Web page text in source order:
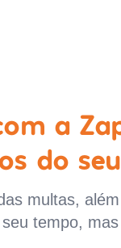
a
do
multas,
tempo,